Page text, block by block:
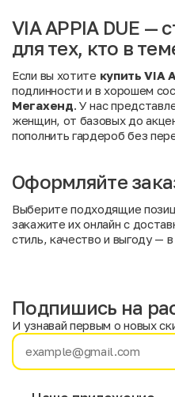
VIA APPIA DUE —
для тех, кто в
Если вы хотите купить VIA
подлинности и в хорошем
Мегахенд . У нас
женщин, от базовых до
пополнить гардероб без
Оформляйте
Выберите подходящие
закажите их онлайн с
стиль, качество и выгоду —
Имя
Подпишись на
И узнавай первым о новых